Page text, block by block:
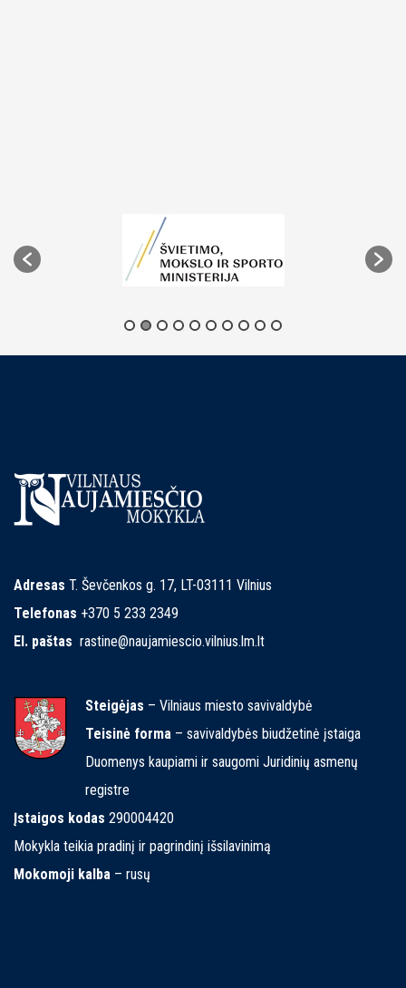
Adresas T. Ševčenkos g. 17, LT-03111 Vilnius
Telefonas +370 5 233 2349
El. paštas rastine@naujamiescio.vilnius.lm.lt
Steigėjas – Vilniaus miesto savivaldybė
Teisinė forma – savivaldybės biudžetinė įstaiga
Duomenys kaupiami ir saugomi Juridinių asmenų
registre
Įstaigos kodas 290004420
Mokykla teikia pradinį ir pagrindinį išsilavinimą
Mokomoji kalba – rusų